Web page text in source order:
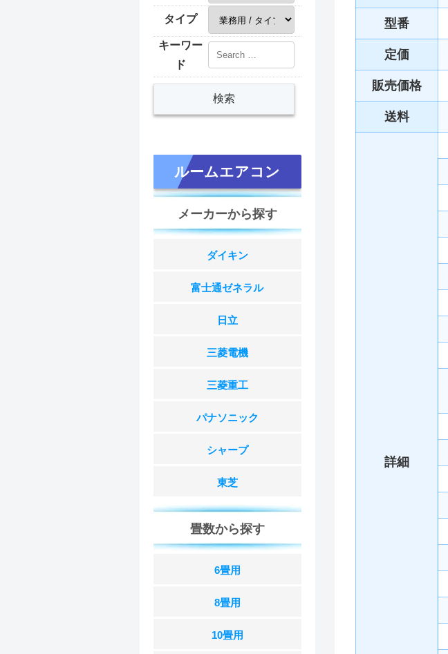
型番
定価
販売価格
送料
詳細
タイプ
キーワー
ド
ルームエアコン
メーカーから探す
ダイキン
富士通ゼネラル
日立
三菱電機
三菱重工
パナソニック
シャープ
東芝
畳数から探す
6畳用
8畳用
10畳用